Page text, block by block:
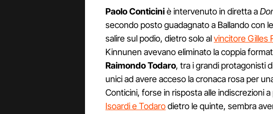
Paolo Conticiniè intervenuto in diretta a
secondo posto guadagnato a Ballando con
salire sul podio, dietro solo alvincitore Gilles
Kinnunen avevano eliminato la coppia
Raimondo Todaro, tra i grandi protagonisti
unici ad avere acceso la cronaca rosa per
Conticini, forse in risposta alle indiscrezioni
Isoardi e Todarodietro le quinte, sembra